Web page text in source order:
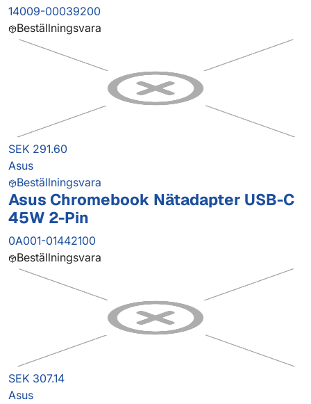
14009-00039200
Beställningsvara
SEK 291.60
Asus
Beställningsvara
Asus Chromebook Nätadapter USB-C
45W 2-Pin
0A001-01442100
Beställningsvara
SEK 307.14
Asus